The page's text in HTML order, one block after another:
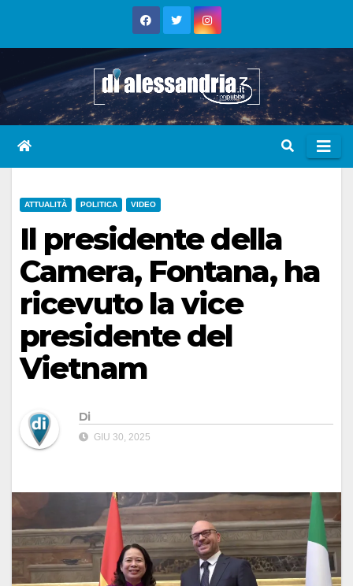
ATTUALITÀ POLITICA VIDEO
Il presidente della
Camera, Fontana, ha
ricevuto la vice
presidente del
Vietnam
Di
GIU 30, 2025